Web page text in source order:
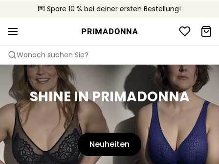
💌 Spare 10 % bei deiner ersten Bestellung!
🚚 Kostenloser Versand bei Bestellungen über CHF 150
📦 Kostenlose Rücksendungen
Wonach suchen Sie?
SHINE IN PRIMADONNA
Neuheiten